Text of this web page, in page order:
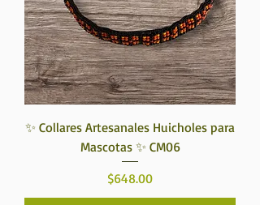
✨ Collares Artesanales Huicholes para
Mascotas ✨ CM06
Precio
$648.00